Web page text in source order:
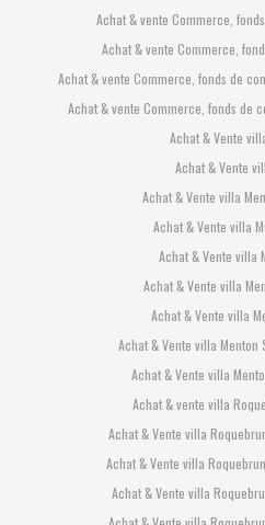
Achat & vente Commerce,
Achat & vente Commerce,
Achat & vente Commerce, fonds de
Achat & vente Commerce, fonds de
Achat & Vente
Achat & Vente
Achat & Vente villa
Achat & Vente villa
Achat & Vente villa
Achat & Vente villa
Achat & Vente villa
Achat & Vente villa Menton
Achat & Vente villa
Achat & vente villa
Achat & Vente villa
Achat & Vente villa
Achat & Vente villa